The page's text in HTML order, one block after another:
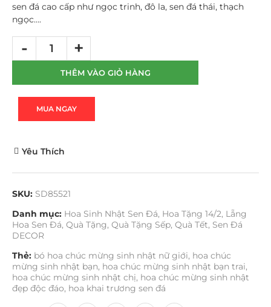
sen đá cao cấp như ngọc trinh, đô la, sen đá thái, thạch
ngọc….
THÊM VÀO GIỎ HÀNG
MUA NGAY
Yêu Thích
SKU: SD85521
Danh mục: Hoa Sinh Nhật Sen Đá, Hoa Tặng 14/2, Lẵng
Hoa Sen Đá, Quà Tặng, Quà Tặng Sếp, Quà Tết, Sen Đá
DECOR
Thẻ: bó hoa chúc mừng sinh nhật nữ giới, hoa chúc
mừng sinh nhật bạn, hoa chúc mừng sinh nhật bạn trai,
hoa chúc mừng sinh nhật chị, hoa chúc mừng sinh nhật
đẹp độc đáo, hoa khai trương sen đá